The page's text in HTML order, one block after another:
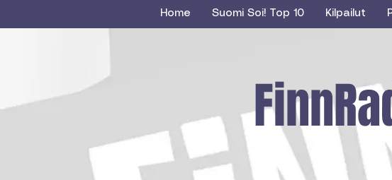
Home Suomi Soi! Top 10 Kilpailut